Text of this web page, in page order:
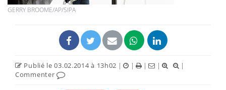
GERRY BROOME/AP/SIPA
Publié le 03.02.2014 à 13h02 | | | |
|
Commenter